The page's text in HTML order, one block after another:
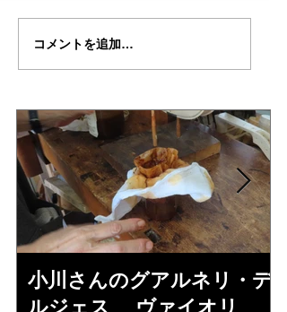
カリンさんの”Titian”制
コメントを追加…
小川さんのグアルネリ・デ
ルジェス ヴァイオリ